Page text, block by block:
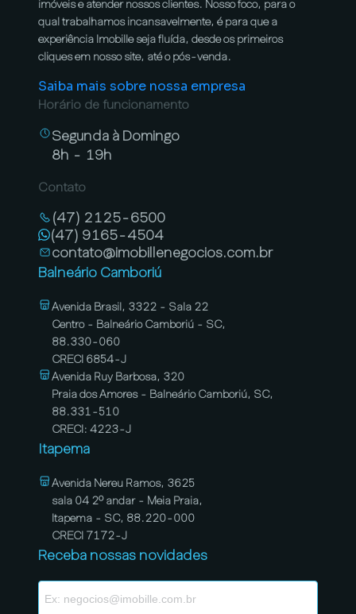
imóveis e atender nossos clientes. Nosso foco, para o
qual trabalhamos incansavelmente, é para que a
experiência Imobille seja fluída, desde os primeiros
cliques em nosso site, até o pós-venda.
Saiba mais sobre nossa empresa
Horário de funcionamento
Segunda à Domingo
8h - 19h
Contato
(47) 2125-6500
(47) 9165-4504
contato@imobillenegocios.com.br
Balneário Camboriú
Avenida Brasil, 3322 - Sala 22
Centro - Balneário Camboriú - SC,
88.330-060
CRECI 6854-J
Avenida Ruy Barbosa, 320
Praia dos Amores - Balneário Camboriú, SC,
88.331-510
CRECI: 4223-J
Itapema
Avenida Nereu Ramos, 3625
sala 04 2º andar - Meia Praia,
Itapema - SC, 88.220-000
CRECI 7172-J
Receba nossas novidades